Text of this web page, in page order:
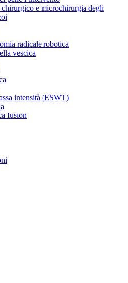
chirurgico e microchirurgia degli
radicale robotica
vescica
intensità (ESWT)
fusion